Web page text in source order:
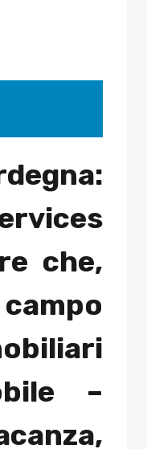
che,
–